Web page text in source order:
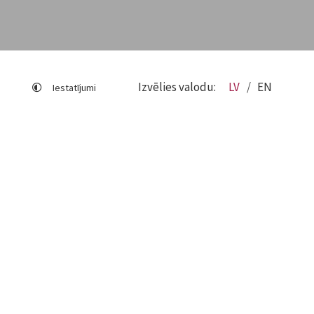
Iestatījumi Izvēlies valodu: LV EN